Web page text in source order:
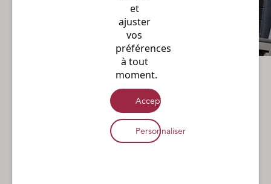
et
ajuster
vos
préférences
à tout
moment.
Personnaliser
Accepter et fermer
Des cartes de réduction et
abonnements adaptés aux besoins
de chacun.
Plus simple, plus accessible et plus lisible !